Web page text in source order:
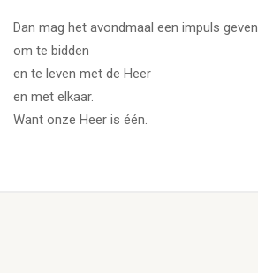
Dan mag het avondmaal een impuls geven
om te bidden
en te leven met de Heer
en met elkaar.
Want onze Heer is één.